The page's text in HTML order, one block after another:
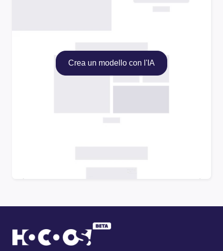
Crea un modello con l'IA